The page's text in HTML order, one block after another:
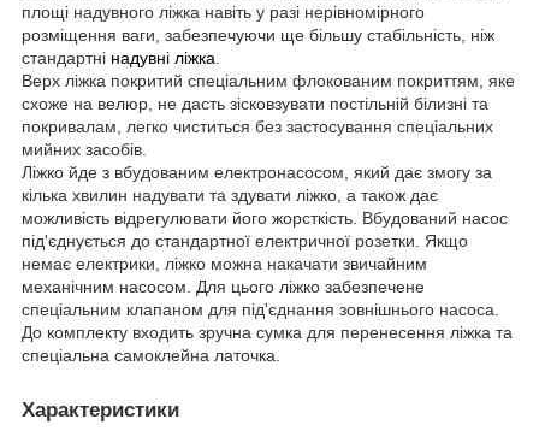
площі надувного ліжка навіть у разі нерівномірного
розміщення ваги, забезпечуючи ще більшу стабільність, ніж
стандартні надувні ліжка
Верх ліжка покритий спеціальним флокованим покриттям, яке
схоже на велюр, не дасть зісковзувати постільній білизні та
покривалам, легко чиститься без застосування спеціальних
мийних засобів.
Ліжко йде з вбудованим електронасосом, який дає змогу за
кілька хвилин надувати та здувати ліжко, а також дає
можливість відрегулювати його жорсткість. Вбудований насос
під'єднується до стандартної електричної розетки. Якщо
немає електрики, ліжко можна накачати звичайним
механічним насосом. Для цього ліжко забезпечене
спеціальним клапаном для під'єднання зовнішнього насоса.
До комплекту входить зручна сумка для перенесення ліжка та
спеціальна самоклейна латочка.
Характеристики